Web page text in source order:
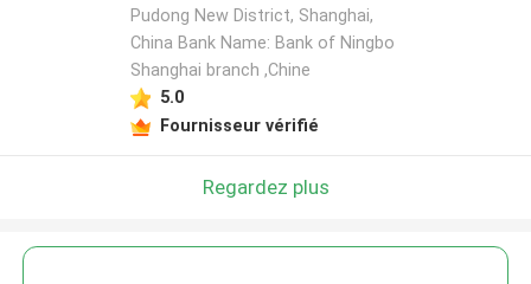
Pudong New District, Shanghai,
China Bank Name: Bank of Ningbo
Shanghai branch ,Chine
5.0
Fournisseur vérifié
Regardez plus